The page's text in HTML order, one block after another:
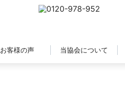
お客様の声 当協会について